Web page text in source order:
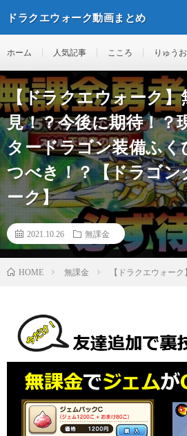
ドラクエウォーク動画まとめ
ホーム 人気記事 こころ りゅう
【ドラクエウォーク】
見！？今後に期待！？
タードラゴン装備ふく
つべき！？【ドラゴ
ーク】
2021.10.26 無課金
HOME 無課金 【ドラクエウォー